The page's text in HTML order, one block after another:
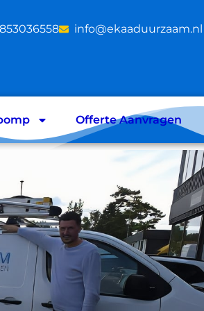
info@ekaaduurzaam.nl
Offerte Aanvragen